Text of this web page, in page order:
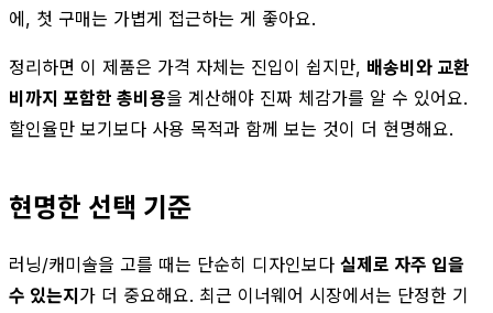
에, 첫 구매는 가볍게 접근하는 게 좋아요.
정리하면 이 제품은 가격 자체는 진입이 쉽지만, 배송비와 교환
비까지 포함한 총비용을 계산해야 진짜 체감가를 알 수 있어요.
할인율만 보기보다 사용 목적과 함께 보는 것이 더 현명해요.
현명한 선택 기준
러닝/캐미솔을 고를 때는 단순히 디자인보다 실제로 자주 입을
수 있는지가 더 중요해요. 최근 이너웨어 시장에서는 단정한 기